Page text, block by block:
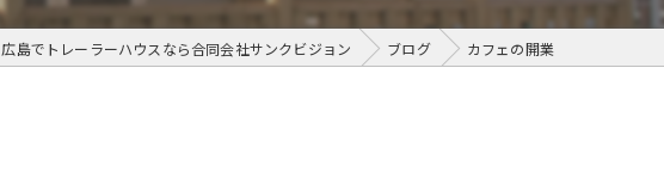
広島でトレーラーハウスなら合同会社サンクビジョン ブログ カフェの開業